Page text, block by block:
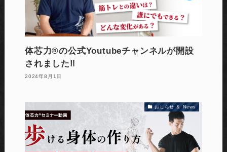
体芯力®の公式Youtubeチャンネルが開設
されました‼
2024年8月1日
おしらせ ＆ News